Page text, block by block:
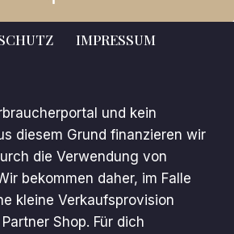
IMPRESSUM
und kein
diesem Grund finanzieren wir
die Verwendung von
bekommen daher, im Falle
kleine Verkaufsprovision
Shop. Für dich